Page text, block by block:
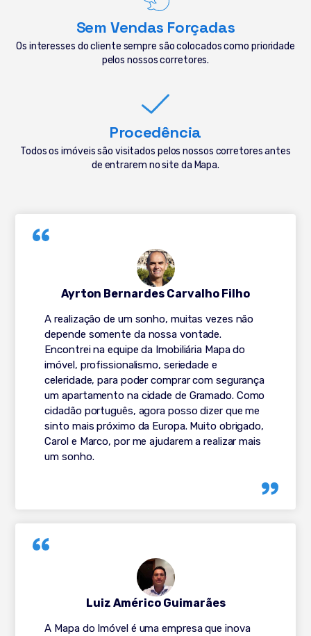
Sem Vendas Forçadas
Os interesses do cliente sempre são colocados como prioridade
pelos nossos corretores.
Procedência
Todos os imóveis são visitados pelos nossos corretores antes
de entrarem no site da Mapa.
A realização de um sonho, muitas vezes não
depende somente da nossa vontade.
Encontrei na equipe da Imobiliária Mapa do
imóvel, profissionalismo, seriedade e
celeridade, para poder comprar com segurança
um apartamento na cidade de Gramado. Como
cidadão português, agora posso dizer que me
sinto mais próximo da Europa. Muito obrigado,
Carol e Marco, por me ajudarem a realizar mais
um sonho.
Ayrton Bernardes Carvalho Filho
A Mapa do Imóvel é uma empresa que inova
Luiz Américo Guimarães